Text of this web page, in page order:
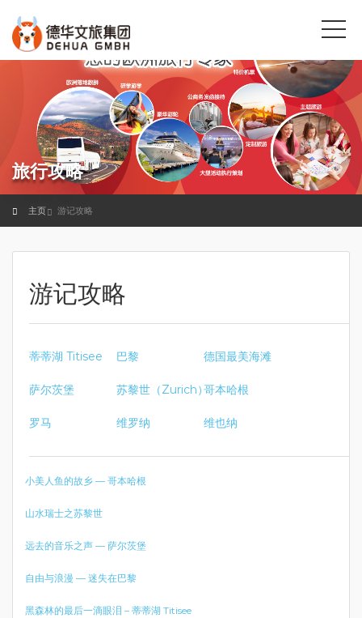
旅行攻略
主页 游记攻略
游记攻略
蒂蒂湖 Titisee 巴黎 德国最美海滩
萨尔茨堡 苏黎世（Zurich）哥本哈根
罗马 维罗纳 维也纳
小美人鱼的故乡 — 哥本哈根
山水瑞士之苏黎世
远去的音乐之声 — 萨尔茨堡
自由与浪漫 — 迷失在巴黎
黑森林的最后一滴眼泪 – 蒂蒂湖 Titisee